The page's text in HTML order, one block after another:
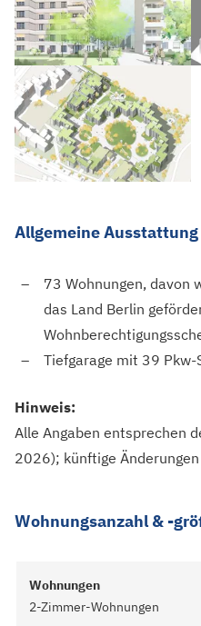
Allgemeine
73 Wohnungen, davon
das Land Berlin
Tiefgarage mit 39 Pkw-
Hinweis:
Alle Angaben entsprechen
2026); künftige
Wohnungsanzahl & -
Wohnungen
2-Zimmer-Wohnungen